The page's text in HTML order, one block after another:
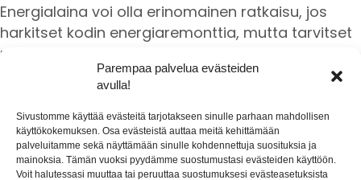
Parempaa palvelua evästeiden
avulla!
Sivustomme käyttää evästeitä tarjotakseen sinulle parhaan mahdollisen
käyttökokemuksen. Osa evästeistä auttaa meitä kehittämään
palveluitamme sekä näyttämään sinulle kohdennettuja suosituksia ja
mainoksia. Tämän vuoksi pyydämme suostumustasi evästeiden käyttöön.
Voit halutessasi muuttaa tai peruuttaa suostumuksesi evästeasetuksista
Energialaina voi olla erinomainen ratkaisu, jos
harkitset kodin energiaremonttia, mutta tarvitset
rahoitusta.
Monet pankit tarjoavat ratkaisuja, jotka auttavat
edullisemmilla lainaehdoilla.
Voit hakea energialainaa esimerkiksi
kiinteistön, vapaa-ajan asunnon tai taloyhtiön